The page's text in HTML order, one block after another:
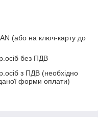
(або на ключ-карту до
без ПДВ
з ПДВ (необхідно
форми оплати)